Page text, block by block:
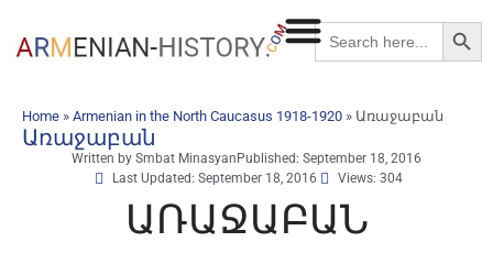
Search
for:
Home » Armenian in the North Caucasus 1918-1920 » Առաջաբան
Առաջաբան
Written by Smbat Minasyan Published: September 18, 2016
Last Updated: September 18, 2016
Views: 304
ԱՌԱՋԱԲԱՆ